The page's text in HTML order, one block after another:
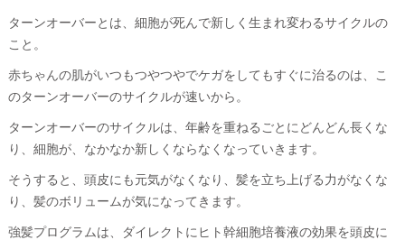
ターンオーバーとは、細胞が死んで新しく生まれ変わるサイクルの
こと。
赤ちゃんの肌がいつもつやつやでケガをしてもすぐに治るのは、こ
のターンオーバーのサイクルが速いから。
ターンオーバーのサイクルは、年齢を重ねるごとにどんどん長くな
り、細胞が、なかなか新しくならなくなっていきます。
そうすると、頭皮にも元気がなくなり、髪を立ち上げる力がなくな
り、髪のボリュームが気になってきます。
強髪プログラムは、ダイレクトにヒト幹細胞培養液の効果を頭皮に